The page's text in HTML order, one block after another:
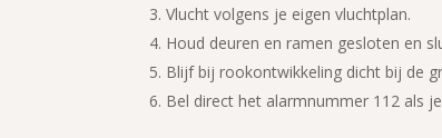
Vlucht volgens je eigen vluchtplan.
Houd deuren en ramen gesloten en
Blijf bij rookontwikkeling dicht bij de
Bel direct het alarmnummer 112 als